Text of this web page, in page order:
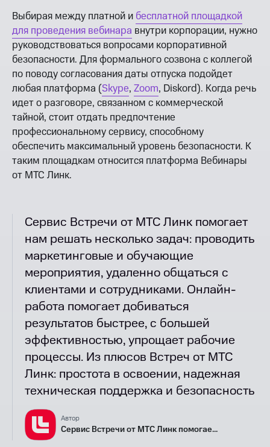
Выбирая между платной и бесплатной площадкой
для проведения вебинара внутри корпорации, нужно
руководствоваться вопросами корпоративной
безопасности. Для формального созвона с коллегой
по поводу согласования даты отпуска подойдет
любая платформа (Skype, Zoom, Diskord). Когда речь
идет о разговоре, связанном с коммерческой
тайной, стоит отдать предпочтение
профессиональному сервису, способному
обеспечить максимальный уровень безопасности. К
таким площадкам относится платформа Вебинары
от МТС Линк.
Сервис Встречи от МТС Линк помогает
нам решать несколько задач: проводить
маркетинговые и обучающие
мероприятия, удаленно общаться с
клиентами и сотрудниками. Онлайн-
работа помогает добиваться
результатов быстрее, с большей
эффективностью, упрощает рабочие
процессы. Из плюсов Встреч от МТС
Линк: простота в освоении, надежная
техническая поддержка и безопасность
Автор
Сервис Встречи от МТС Линк помогае...